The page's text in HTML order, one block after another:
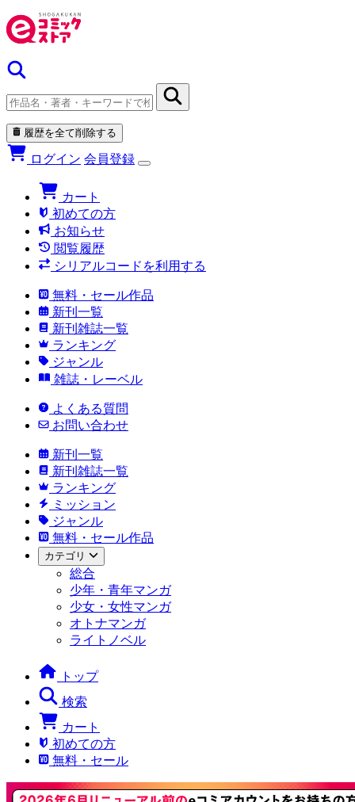
履歴を全て削除する
ログイン 会員登録
カート
初めての方
お知らせ
閲覧履歴
シリアルコードを利用する
無料・セール作品
新刊一覧
新刊雑誌一覧
ランキング
ジャンル
雑誌・レーベル
よくある質問
お問い合わせ
新刊一覧
新刊雑誌一覧
ランキング
ミッション
ジャンル
無料・セール作品
カテゴリ
総合
少年・青年マンガ
少女・女性マンガ
オトナマンガ
ライトノベル
トップ
検索
カート
初めての方
無料・セール